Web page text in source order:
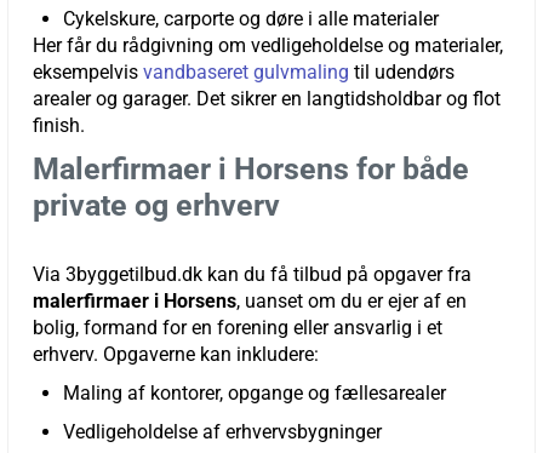
Cykelskure, carporte og døre i alle materialer
Her får du rådgivning om vedligeholdelse og materialer,
eksempelvis vandbaseret gulvmaling til udendørs
arealer og garager. Det sikrer en langtidsholdbar og flot
finish.
Malerfirmaer i Horsens for både
private og erhverv
Via 3byggetilbud.dk kan du få tilbud på opgaver fra
malerfirmaer i Horsens, uanset om du er ejer af en
bolig, formand for en forening eller ansvarlig i et
erhverv. Opgaverne kan inkludere:
Maling af kontorer, opgange og fællesarealer
Vedligeholdelse af erhvervsbygninger